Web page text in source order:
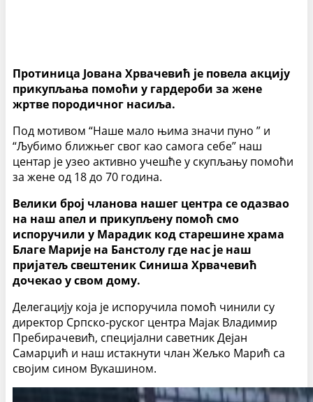
Протиница Јована Хрвачевић је повела акцију
прикупљања помоћи у гардероби за жене
жртве породичног насиља.
Под мотивом “Наше мало њима значи пуно ” и
“Љубимо ближњег свог као самога себе” наш
центар је узео активно учешће у скупљању помоћи
за жене од 18 до 70 година.
Велики број чланова нашег центра се одазвао
на наш апел и прикупљену помоћ смо
испоручили у Марадик код старешине храма
Благе Марије на Банстолу где нас је наш
пријатељ свештеник Синиша Хрвачевић
дочекао у свом дому.
Делегацију која је испоручила помоћ чинили су
директор Српско-руског центра Мајак Владимир
Пребирачевић, специјални саветник Дејан
Самарџић и наш истакнути члан Жељко Марић са
својим сином Вукашином.